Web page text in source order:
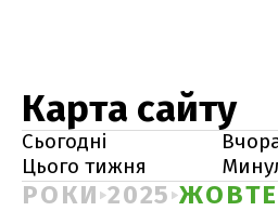
Карта сайту
Сьогодні
Цього тижня
РОКИ 2025